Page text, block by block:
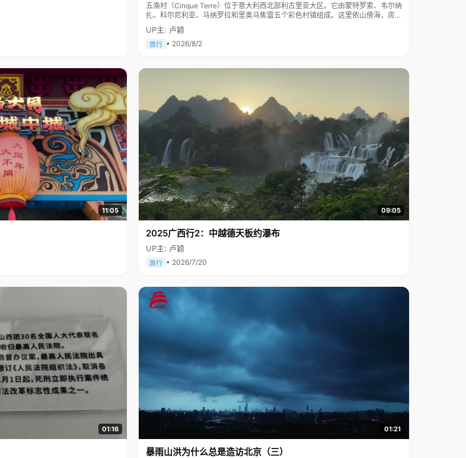
五渔村（Cinque Terre）位于意大利西北部利古里亚大区。它由蒙特罗索、韦尔纳
扎、科尔尼利亚、马纳罗拉和里奥马焦雷五个彩色村镇组成。这里依山傍海，房屋
色彩斑斓，1997年被列为世界文化遗产。
UP主: 卢颖
旅行 • 2026/8/2
11:05 09:05
2025广西行2：中越德天板约瀑布
UP主: 卢颖
旅行 • 2026/7/20
01:16 01:21
暴雨山洪为什么总是造访北京（三）